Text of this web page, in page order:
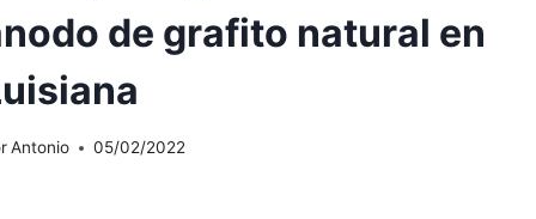
de grafito natural en
Antonio 05/02/2022